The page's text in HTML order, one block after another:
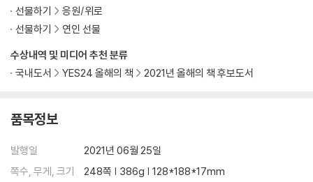
수상내역 및 미디어 추천 분류
국내도서
YES24 올해의 책 2021년 올해의 책 후보도서
선물하기
응원/위로
선물하기
연인 선물
품목정보
발행일
2021년 06월 25일
쪽수, 무게, 크기
248쪽 | 386g | 128*188*17mm